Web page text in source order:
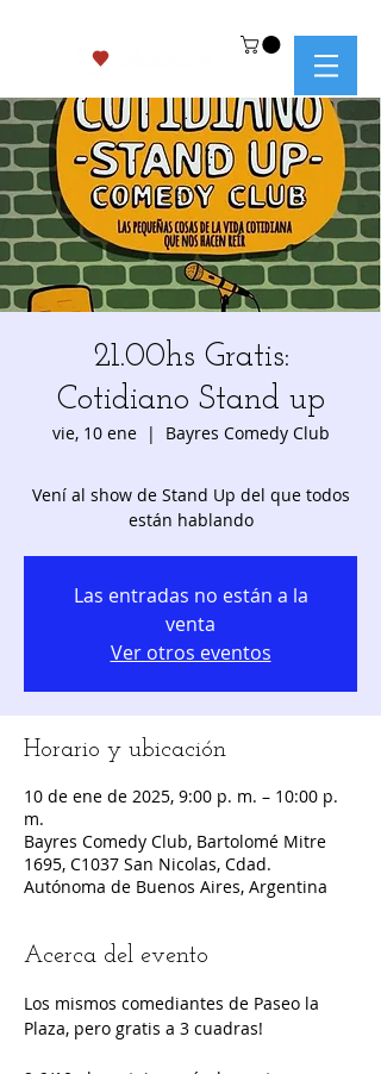
21.00hs Gratis:
Cotidiano Stand up
vie, 10 ene
  |
Bayres Comedy Club
Vení al show de Stand Up del que todos
están hablando
Las entradas no están a la
venta
Ver otros eventos
Horario y ubicación
10 de ene de 2025, 9:00 p. m. – 10:00 p.
m.
Bayres Comedy Club, Bartolomé Mitre
1695, C1037 San Nicolas, Cdad.
Autónoma de Buenos Aires, Argentina
Acerca del evento
Los mismos comediantes de Paseo la
Plaza, pero gratis a 3 cuadras!